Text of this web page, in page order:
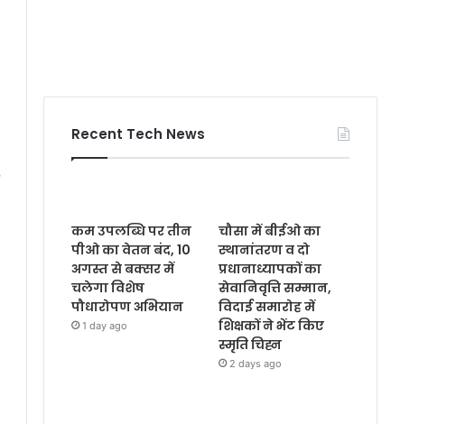
Recent Tech News
कम उपलब्धि पर तीन
पीओ का वेतन बंद, 10
अगस्त से बक्सर में
चलेगा विशेष
पौधारोपण अभियान
1 day ago
चौसा में बीईओ का
स्थानांतरण व दो
प्रधानाध्यापकों का
सेवानिवृत्ति सम्मान,
विदाई समारोह में
शिक्षकों ने भेंट किए
स्मृति चिह्न
2 days ago